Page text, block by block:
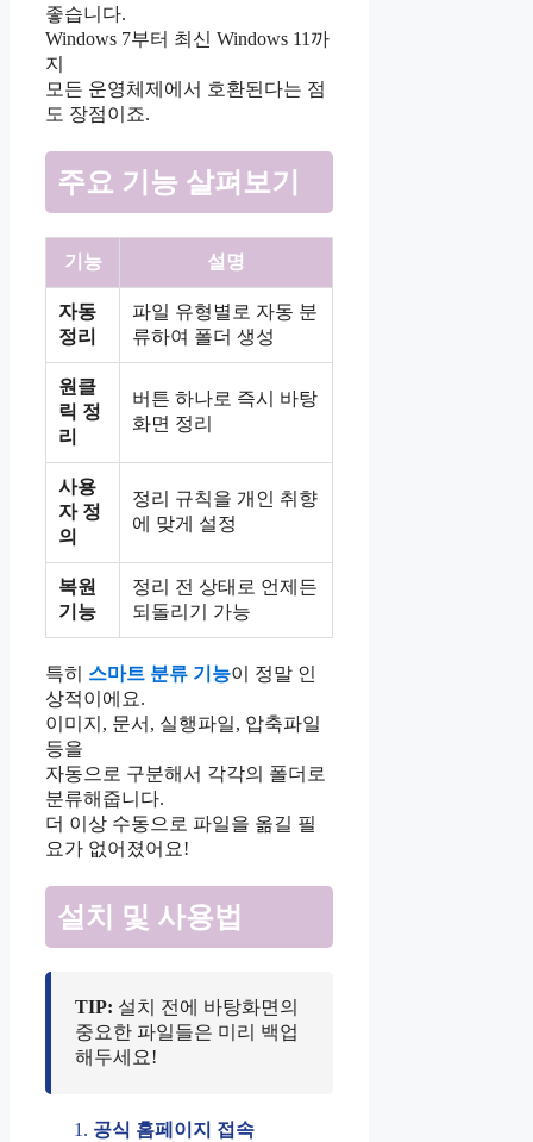
좋습니다.
Windows 7부터 최신 Windows 11까
지
모든 운영체제에서 호환된다는 점
도 장점이죠.
주요 기능 살펴보기
기능 설명
자동
정리
파일 유형별로 자동 분
류하여 폴더 생성
원클
릭 정
리
버튼 하나로 즉시 바탕
화면 정리
사용
자 정
의
정리 규칙을 개인 취향
에 맞게 설정
복원
기능
정리 전 상태로 언제든
되돌리기 가능
특히 스마트 분류 기능이 정말 인
상적이에요.
이미지, 문서, 실행파일, 압축파일
등을
자동으로 구분해서 각각의 폴더로
분류해줍니다.
더 이상 수동으로 파일을 옮길 필
요가 없어졌어요!
설치 및 사용법
TIP: 설치 전에 바탕화면의
중요한 파일들은 미리 백업
해두세요!
공식 홈페이지 접속